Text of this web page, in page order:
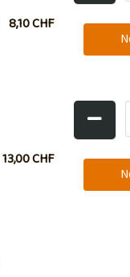
8,10 CHF
13,00 CHF